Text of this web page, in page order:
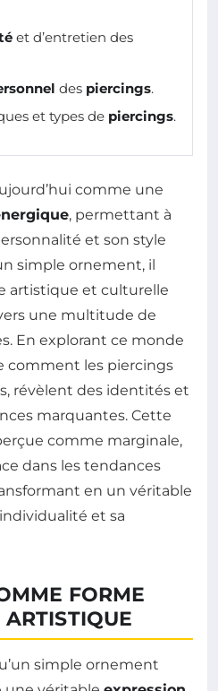
et d’entretien des
des piercings.
et types de piercings.
comme une
, permettant à
et son style
simple ornement, il
artistique et culturelle
une multitude de
En explorant ce monde
comment les piercings
révèlent des identités et
marquantes. Cette
comme marginale,
dans les tendances
en un véritable
et sa
FORME
ARTISTIQUE
simple ornement